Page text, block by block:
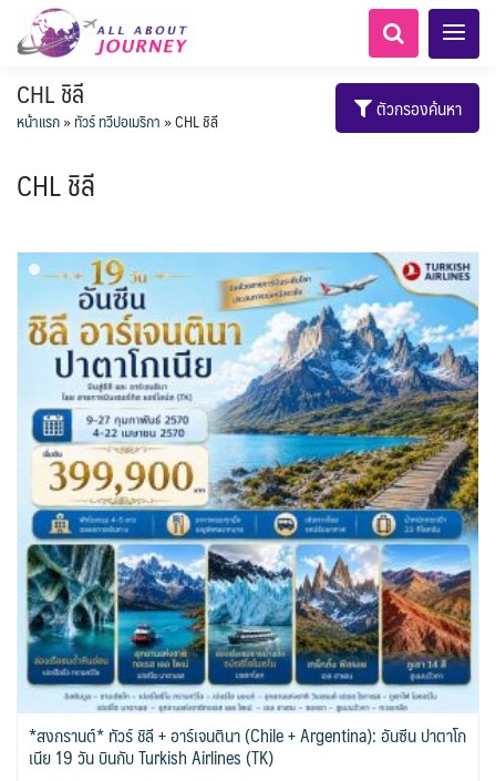
เอเชียกลาง 6 LKA ศรีลังกา 0
AFG อัฟกานิสถาน 0
LKA ศรีลังกา + BGD บังคลา
0
BTN ภูฏาน 2
BRN บรูไน 0
KHM กัมพูชา 0 จีน 282
HKG ฮ่องกง - มาเก๊า IND อินเดีย 21
IDN อินโดนีเซีย 3 IRN อิหร่าน 0
IRQ อิรัก 0 ISR อิสราเอล 0
JPN ญี่ปุ่น 71 JOR จอร์แดน 4
KAZ คาซัคสถาน 19 KORS เกาหลีใต้ 2
KGZ คีร์กีซสถาน 4 LAO ลาว 0
LBN เลบานอน 0 MYS มาเลเซีย 0
MDV มัลดีฟส์ 0 MNG มองโกเลีย 2
MMR เมียนมาร์ NPL เนปาล
OMN โอมาน 0 PAK ปากีสถาน
แอลเบเนีย - Albania 0 Balkan บอลข่าน 1
สวิตเซอร์แลนด์ เยอรมนี
ฝรั่งเศส
1
MNE มอนเตเนโกร 1 ล่าแสงเหนือ-ใต้ 11
Baltic บอลติก 4 ยุโรปตะวันออก 12
ยุโรปราคาถูก 1
ออสเตรีย - Austria 3 AZE อาเซอร์ไบจาน 2
BIH บอสเนีย & เฮอร์เซโกวีนา BLR เบลารุส 0
BEL เบลเยี่ยม 0
HRV โครเอเชีย 3 CYP ไซปรัส 0
CZE เช็ก 0
DNK เดนมาร์ก 2 FIN ฟินแลนด์ 3
FRA ฝรั่งเศส 1 FRO หมู่เกาะแฟโร 2
GEO จอร์เจีย 10
DEU เยอรมนี 3 GRL กรีนแลนด์ 3
อเมริกาใต้ 8 อเมริกากลาง 1
ARG อาร์เจนตินา 3
CAN แคนาดา 3 CUB คิวบา 0
CHL ชิลี 3
ECU เอกวาดอร์ 0 PER เปรู 2
USA สหรัฐอเมริกา 6 บราซิล เปรู 3
เม็กซิโก คิวบา 1 อเมริกา แคนาดา 1
ทัวร์ ล่องเรือสำราญยุโรป 5 ทัวร์ ล่องเรือสำราญอลาสก้า
1
ทัวร์ ล่องเรือสำราญอเมริกา ทัวร์ ล่องเรือสำราญเอเชีย
ทัวร์ ล่องเรือสำราญประเท
ศอื่นๆ
5
ไมโครนีเซีย - Micronesia 1 ขั้วโลกใต้ 2
ขั้วโลกเหนือ 3 นิวซีแลนด์ - New Zealand
11
เกาะโบราโบร่า - Bora Bora ตูนีเซีย - Tunisia 1
แอฟริกาใต้ - South Africa
3
โมร็อคโค - Morocco แทนซาเนีย - Tanzania 2
เคนย่า - Kenya 2 นามิเบีย - Namibia 1
แอลจีเรีย - Algeria 0
ออสเตรเลีย - Australia 18 ทัวร์ อันซีน ประเทศแปลก 32
ลิเบีย - Libya 1 บราซิล - Brazil 0
เอธิโอเปีย - Ethiopia 0 อียิปต์ - Egypt 10
ล่องเรือดินเนอร์ วันวาเลนไทน์ ล่องเรือดินเนอร์วันลอยกระทง
18
ล่องเรือดินเนอร์วันปีใหม่ 19 เรือรอบกลางวัน กทม. 2
ล่องเรือดินเนอร์แม่น้ำ
าพระยา
ล่องเรือโปรแกรมอยุธยา 9
ล่องเรือ รอบ Sunset 14
ล่องเรือเหมาลำ / เหมาชั้น /
อยอร์ช / Speed Boat ส่วนตัวทั่ว
255
เรือยอร์ช / Speed Boat ฯลฯ
บ Join ทั่วประเทศ
72
ตั๋วสวนสนุก 0 บุฟเฟต์โรงแรม/ร้านอาหาร
บุฟเฟต์ใบหยก 7 ไทยบัสฟู้ดทัวร์ 1
ตั๋วเรือ Hop-on Hop-off
โปรแกรมทัวร์ทั่วไทย 0 แต่งชุดไทยถ่ายรูปวัดอรุณฯ
1
พิเศษ! ล่องเรือเทศกาลชมพลุ
ยา
1
ห้องพักราคาพิเศษ 3
ข่าวที่น่าสนใจ
ความรู้ทั่วไป
สถานที่ท่องเที่ยว
CHL ชิลี
หน้าแรก»ทัวร์ ทวีปอเมริกา »CHL ชิลี ตัวกรองค้นหา
CHL ชิลี
*สงกรานต์* ทัวร์ ชิลี + อาร์เจนตินา (Chile + Argentina): อันซีน ปาตาโก
เนีย 19 วัน บินกับ Turkish Airlines (TK)